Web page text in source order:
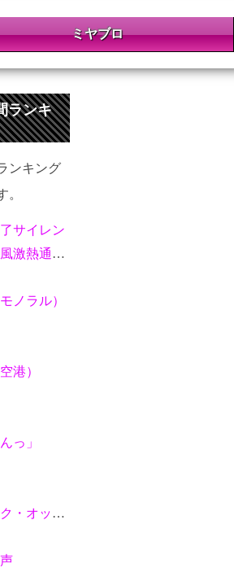
ミヤブロ
ランキ
ンキング
。
サイレン
ポキューン！先バレ風激熱通知音
ノラル）
港）
っ」
天国と地獄：ジャック・オッフェンバック